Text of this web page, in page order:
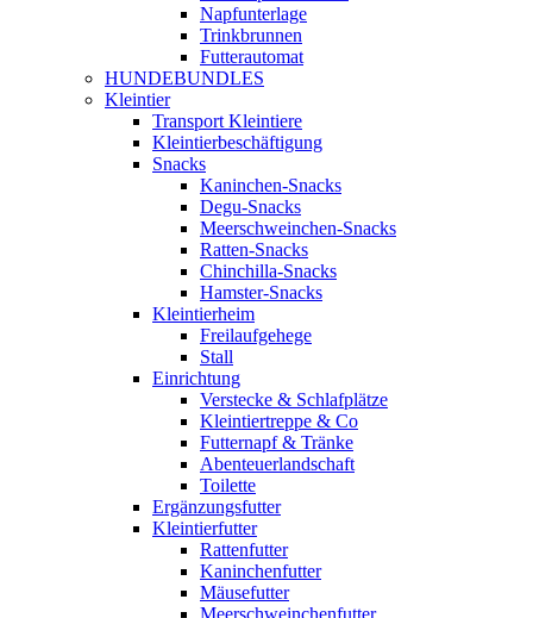
Napfunterlage
Trinkbrunnen
Futterautomat
HUNDEBUNDLES
Kleintier
Transport Kleintiere
Kleintierbeschäftigung
Snacks
Kaninchen-Snacks
Degu-Snacks
Meerschweinchen-Snacks
Ratten-Snacks
Chinchilla-Snacks
Hamster-Snacks
Kleintierheim
Freilaufgehege
Stall
Einrichtung
Verstecke & Schlafplätze
Kleintiertreppe & Co
Futternapf & Tränke
Abenteuerlandschaft
Toilette
Ergänzungsfutter
Kleintierfutter
Rattenfutter
Kaninchenfutter
Mäusefutter
Meerschweinchenfutter